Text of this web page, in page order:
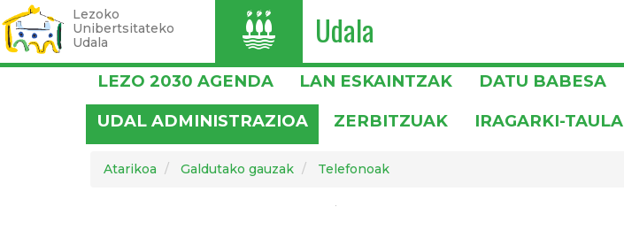
Lezoko
Unibertsitateko
Udala
I Udala
LEZO 2030 AGENDA LAN ESKAINTZAK DATU BABESA
UDAL ADMINISTRAZIOA
ZERBITZUAK IRAGARKI-TAULA
Atarikoa Galdutako gauzak Telefonoak